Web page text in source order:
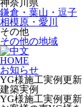
神奈川県
鎌倉・葉山・逗子
相模原・愛川
その他
その他の地域
HOME
お知らせ
YG様施工実例更新
建築実例
YG様施工実例更新